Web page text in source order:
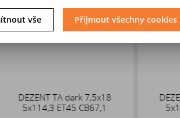
DEZENT TA dark 7,5x18
5x114,3 ET45 CB67,1
DEZENT
vše Přijmout všechny cookies